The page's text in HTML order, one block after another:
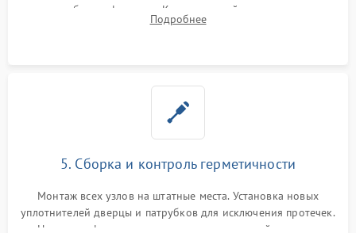
патрубках и фильтрах. Компонентный ремонт платы
управления, восстановление поврежденной проводки.
Подробнее
5. Сборка и контроль герметичности
Монтаж всех узлов на штатные места. Установка новых
уплотнителей дверцы и патрубков для исключения протечек.
Надежная фиксация хомутов гидравлической системы,